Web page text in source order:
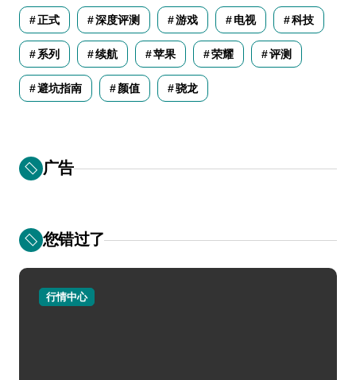
正式 深度评测 游戏 电视 科技
系列 续航 苹果 荣耀 评测
避坑指南 颜值 骁龙
广告
您错过了
行情中心